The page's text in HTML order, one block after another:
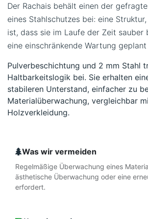
Der Rachais behält einen der
eines Stahlschutzes bei: eine
ist, dass sie im Laufe der Zeit sauber
eine einschränkende Wartung
Pulverbeschichtung und 2 mm Stahl
Haltbarkeitslogik bei. Sie erhalten
stabileren Unterstand, einfacher zu
Materialüberwachung, vergleichbar
Holzverkleidung.
Was wir vermeiden
Regelmäßige Überwachung eines
ästhetische Überwachung oder eine
erfordert.